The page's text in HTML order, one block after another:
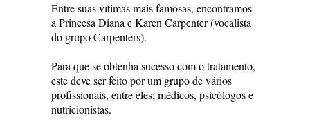
Entre suas vítimas mais famosas, encontramos
a Princesa Diana e Karen Carpenter (vocalista
do grupo Carpenters).
Para que se obtenha sucesso com o tratamento,
este deve ser feito por um grupo de vários
profissionais, entre eles; médicos, psicólogos e
nutricionistas.